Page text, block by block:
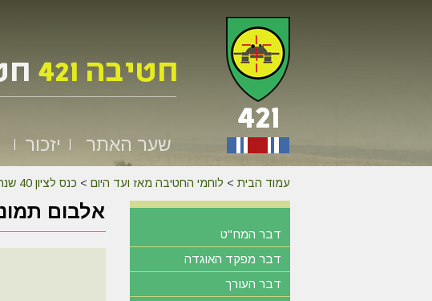
שער האתר יזכור
עמוד הבית > לוחמי החטיבה מאז ועד היום > כנס לציון 40 שנה למלחמת יום הכיפורים
אלבום
דבר המח"ט
דבר מפקד האוגדה
דבר העורך